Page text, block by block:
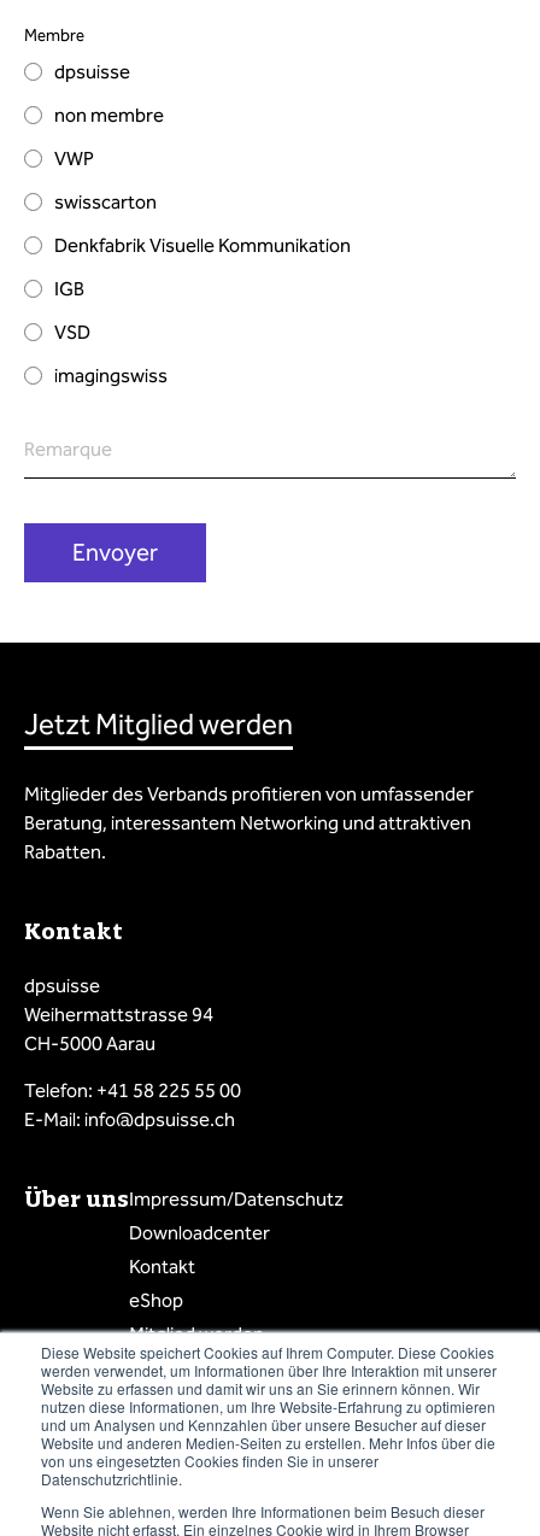
Diese Website speichert Cookies auf Ihrem Computer. Diese Cookies
werden verwendet, um Informationen über Ihre Interaktion mit unserer
Website zu erfassen und damit wir uns an Sie erinnern können. Wir
nutzen diese Informationen, um Ihre Website-Erfahrung zu optimieren
und um Analysen und Kennzahlen über unsere Besucher auf dieser
Website und anderen Medien-Seiten zu erstellen. Mehr Infos über die
von uns eingesetzten Cookies finden Sie in unserer
Datenschutzrichtlinie.
Wenn Sie ablehnen, werden Ihre Informationen beim Besuch dieser
Website nicht erfasst. Ein einzelnes Cookie wird in Ihrem Browser
Membre
dpsuisse
non membre
VWP
swisscarton
Denkfabrik Visuelle Kommunikation
IGB
VSD
imagingswiss
Remarque
Jetzt Mitglied werden
Mitglieder des Verbands profitieren von umfassender
Beratung, interessantem Networking und attraktiven
Rabatten.
Kontakt
dpsuisse
Weihermattstrasse 94
CH-5000 Aarau
Telefon: +41 58 225 55 00
E-Mail: info@dpsuisse.ch
Über unsImpressum/Datenschutz
Downloadcenter
Kontakt
eShop
Mitglied werden
Mitgliederbereich
Mitgliederliste
Newsletter abonnieren